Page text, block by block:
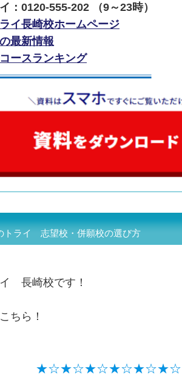
：0120-555-202 （9～23時）
イ長崎校ホームページ
最新情報
ースランキング
ライ 志望校・併願校の選び方
長崎校です！
ちら！